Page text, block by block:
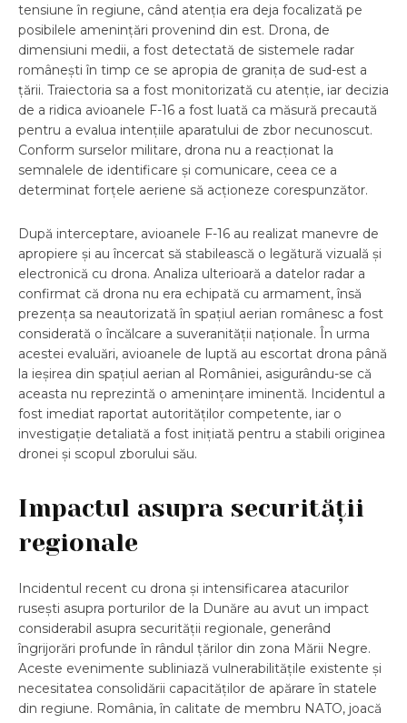
tensiune în regiune, când atenția era deja focalizată pe
posibilele amenințări provenind din est. Drona, de
dimensiuni medii, a fost detectată de sistemele radar
românești în timp ce se apropia de granița de sud-est a
țării. Traiectoria sa a fost monitorizată cu atenție, iar decizia
de a ridica avioanele F-16 a fost luată ca măsură precaută
pentru a evalua intențiile aparatului de zbor necunoscut.
Conform surselor militare, drona nu a reacționat la
semnalele de identificare și comunicare, ceea ce a
determinat forțele aeriene să acționeze corespunzător.
După interceptare, avioanele F-16 au realizat manevre de
apropiere și au încercat să stabilească o legătură vizuală și
electronică cu drona. Analiza ulterioară a datelor radar a
confirmat că drona nu era echipată cu armament, însă
prezența sa neautorizată în spațiul aerian românesc a fost
considerată o încălcare a suveranității naționale. În urma
acestei evaluări, avioanele de luptă au escortat drona până
la ieșirea din spațiul aerian al României, asigurându-se că
aceasta nu reprezintă o amenințare iminentă. Incidentul a
fost imediat raportat autorităților competente, iar o
investigație detaliată a fost inițiată pentru a stabili originea
dronei și scopul zborului său.
Impactul asupra securității
regionale
Incidentul recent cu drona și intensificarea atacurilor
rusești asupra porturilor de la Dunăre au avut un impact
considerabil asupra securității regionale, generând
îngrijorări profunde în rândul țărilor din zona Mării Negre.
Aceste evenimente subliniază vulnerabilitățile existente și
necesitatea consolidării capacităților de apărare în statele
din regiune. România, în calitate de membru NATO, joacă